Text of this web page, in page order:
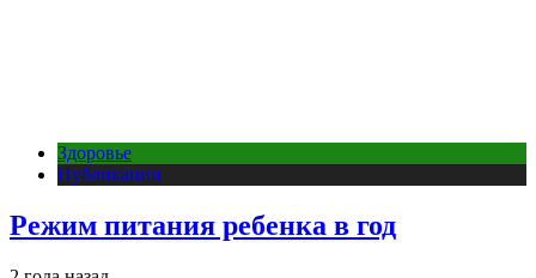
Здоровье
Публикации
Режим питания ребенка в год